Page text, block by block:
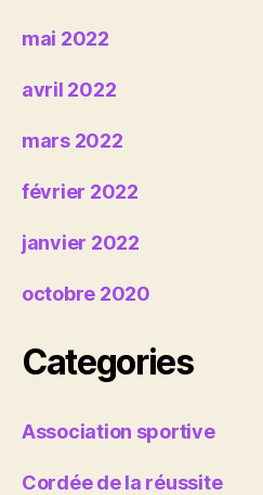
mai 2022
avril 2022
mars 2022
février 2022
janvier 2022
octobre 2020
Categories
Association sportive
Cordée de la réussite